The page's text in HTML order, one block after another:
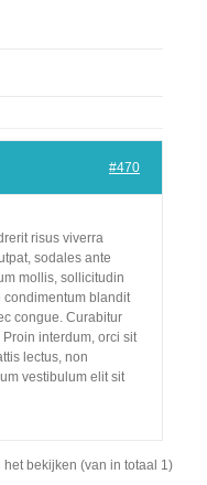
#470
risus viverra
sodales ante
mollis, sollicitudin
blandit
congue. Curabitur
interdum, orci sit
lectus, non
vestibulum elit sit
het bekijken (van in totaal 1)